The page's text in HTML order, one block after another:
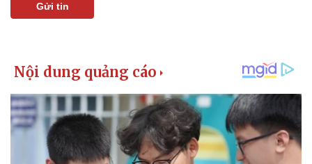
Gửi tin